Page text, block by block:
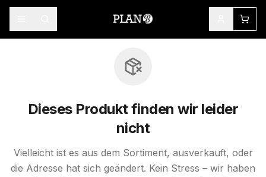
Dieses Produkt finden wir leider
nicht
Vielleicht ist es aus dem Sortiment, ausverkauft, oder
die Adresse hat sich geändert. Kein Stress – wir haben